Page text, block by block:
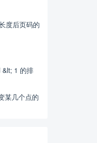
度后页码的
&lt; 1 的排
某几个点的